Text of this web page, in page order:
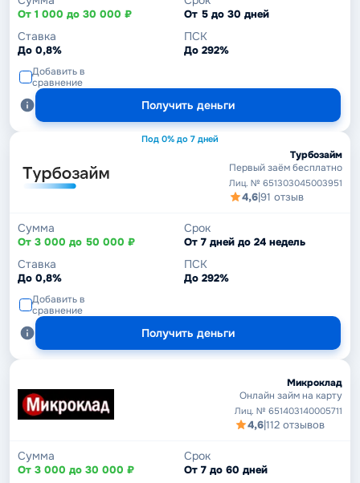
От 1 000 до 30 000 ₽ От 5 до 30 дней
Ставка
До 0,8%
ПСК
До 292%
Добавить в
сравнение
Получить деньги
Под 0% до 7 дней
Турбозайм
Первый заём бесплатно
Лиц. № 651303045003951
4,6|91 отзыв
Сумма
От 3 000 до 50 000 ₽
Срок
От 7 дней до 24 недель
Ставка
До 0,8%
ПСК
До 292%
Добавить в
сравнение
Получить деньги
Микроклад
Онлайн займ на карту
Лиц. № 651403140005711
4,6|112 отзывов
Сумма
От 3 000 до 30 000 ₽
Срок
От 7 до 60 дней